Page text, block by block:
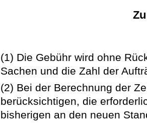
(1) Die Gebühr wird ohne
Sachen und die Zahl der
(2) Bei der Berechnung der
berücksichtigen, die
bisherigen an den neuen